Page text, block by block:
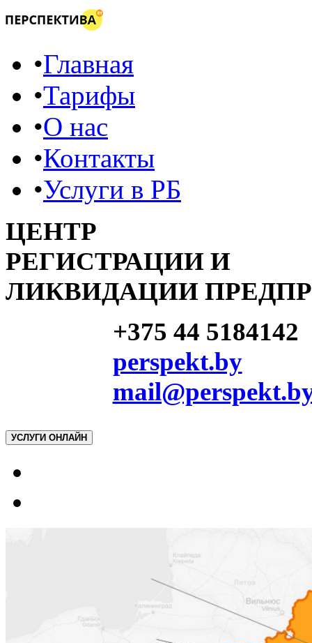
•Главная
•Тарифы
•О нас
•Контакты
•Услуги в РБ
ЦЕНТР
РЕГИСТРАЦИИ И
ЛИКВИДАЦИИ
+375 44 5184142
perspekt.by
УСЛУГИ ОНЛАЙН